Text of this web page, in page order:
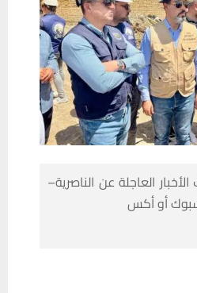
العاجلة عن الناصرية–
أو أكس